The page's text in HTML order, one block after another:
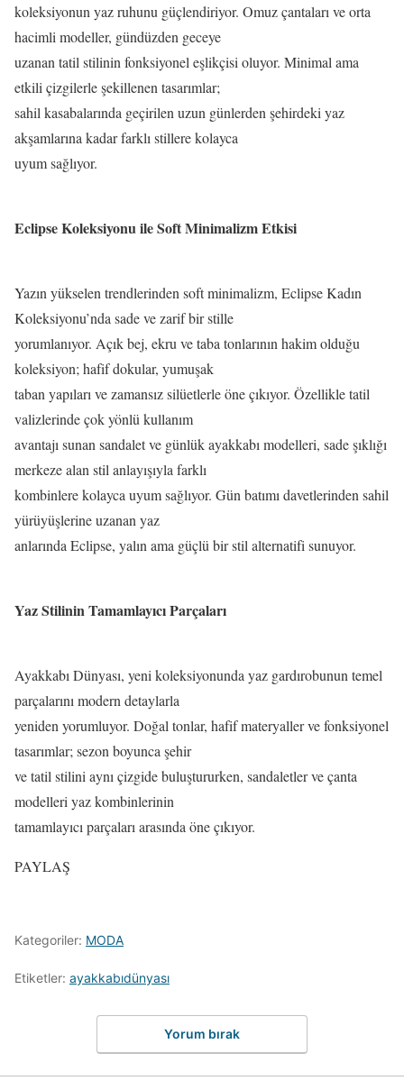
koleksiyonun yaz ruhunu güçlendiriyor. Omuz çantaları ve orta
hacimli modeller, gündüzden geceye
uzanan tatil stilinin fonksiyonel eşlikçisi oluyor. Minimal ama
etkili çizgilerle şekillenen tasarımlar;
sahil kasabalarında geçirilen uzun günlerden şehirdeki yaz
akşamlarına kadar farklı stillere kolayca
uyum sağlıyor.
Eclipse Koleksiyonu ile Soft Minimalizm Etkisi
Yazın yükselen trendlerinden soft minimalizm, Eclipse Kadın
Koleksiyonu’nda sade ve zarif bir stille
yorumlanıyor. Açık bej, ekru ve taba tonlarının hakim olduğu
koleksiyon; hafif dokular, yumuşak
taban yapıları ve zamansız silüetlerle öne çıkıyor. Özellikle tatil
valizlerinde çok yönlü kullanım
avantajı sunan sandalet ve günlük ayakkabı modelleri, sade şıklığı
merkeze alan stil anlayışıyla farklı
kombinlere kolayca uyum sağlıyor. Gün batımı davetlerinden sahil
yürüyüşlerine uzanan yaz
anlarında Eclipse, yalın ama güçlü bir stil alternatifi sunuyor.
Yaz Stilinin Tamamlayıcı Parçaları
Ayakkabı Dünyası, yeni koleksiyonunda yaz gardırobunun temel
parçalarını modern detaylarla
yeniden yorumluyor. Doğal tonlar, hafif materyaller ve fonksiyonel
tasarımlar; sezon boyunca şehir
ve tatil stilini aynı çizgide buluştururken, sandaletler ve çanta
modelleri yaz kombinlerinin
tamamlayıcı parçaları arasında öne çıkıyor.
PAYLAŞ
Kategoriler: MODA
Etiketler: ayakkabıdünyası
Yorum bırak